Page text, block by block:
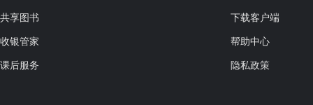
共享图书
收银管家
课后服务
下载客户端
帮助中心
隐私政策